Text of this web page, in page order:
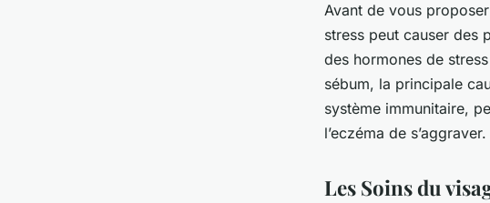
Avant de vous
stress peut causer des
des hormones de
sébum, la principale
système immunitaire,
l’eczéma de s’aggraver.
Les Soins du